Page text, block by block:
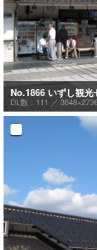
No.1866 いずし観光
DL数：111 ／